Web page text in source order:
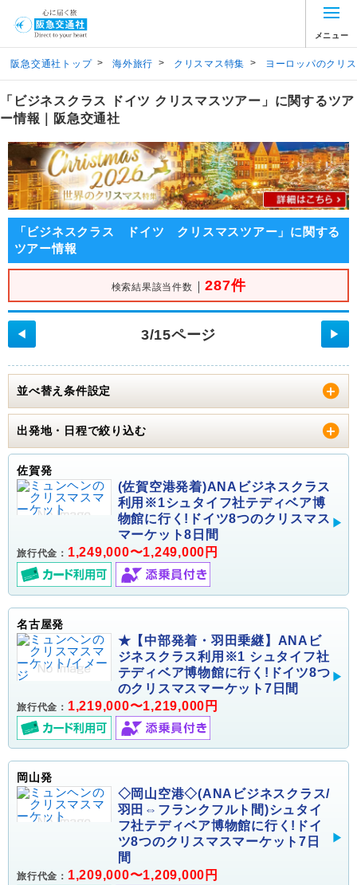
メニュー
阪急交通社トップ > 海外旅行 > クリスマス特集 > ヨーロッパのクリ
「ビジネスクラス ドイツ クリスマスツアー」に関するツア
ー情報｜阪急交通社
「ビジネスクラス ドイツ クリスマスツアー」に関する
ツアー情報
検索結果該当件数 ｜287件
◀ 3/15ページ ▶
並べ替え条件設定
出発地・日程で絞り込む
佐賀発
(佐賀空港発着)ANAビジネスクラス
利用※1シュタイフ社テディベア博
物館に行く!ドイツ8つのクリスマス
マーケット8日間
旅行代金： 1,249,000〜1,249,000円
名古屋発
★【中部発着・羽田乗継】ANAビ
ジネスクラス利用※1 シュタイフ社
テディベア博物館に行く!ドイツ8つ
のクリスマスマーケット7日間
旅行代金： 1,219,000〜1,219,000円
岡山発
◇岡山空港◇(ANAビジネスクラス/
羽田⇔フランクフルト間)シュタイ
フ社テディベア博物館に行く!ドイ
ツ8つのクリスマスマーケット7日
間
旅行代金： 1,209,000〜1,209,000円